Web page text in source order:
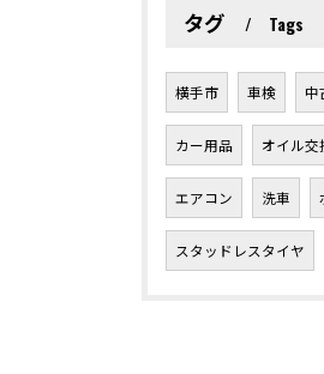
タグ Tags
横手市 車検 中
カー用品 オイル交
エアコン 洗車
スタッドレスタイヤ